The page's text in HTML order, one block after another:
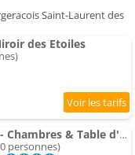
Saint-Laurent des
des Etoiles
Domaine Maison Dodo - Chambres & Table d'hôtes
personnes)